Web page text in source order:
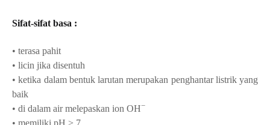
Sifat-sifat basa :
• terasa pahit
• licin jika disentuh
• ketika dalam bentuk larutan merupakan penghantar listrik yang
baik
• di dalam air melepaskan ion OH−
• memiliki pH > 7